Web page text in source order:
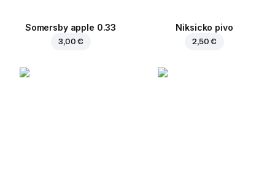
Somersby apple 0.33
3,00 €
Niksicko pivo
2,50 €